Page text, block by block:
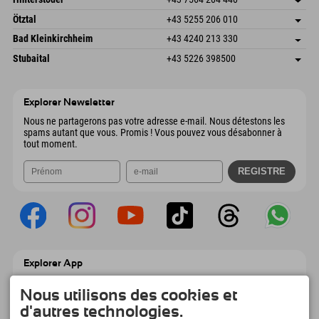
Autriche
Réservation
Freizeitpark 10
Autriche
Enregistrer l'adresse
Réservation
Ötztal +43 5255 206 010
Gscheat 14
Autriche
Enregistrer l'adresse
Réservation
Bad Kleinkirchheim +43 4240 213 330
Dorfstraße 24
Enregistrer l'adresse
Stubaital +43 5226 398500
Explorer Newsletter
Nous ne partagerons pas votre adresse e-mail. Nous détestons les
spams autant que vous. Promis ! Vous pouvez vous désabonner à
tout moment.
Explorer App
Explorer à emporter avec aperçu de vos
réservations, liste de choses à faire, aperçu
des restaurants et bien plus encore.
Nous utilisons des cookies et
d'autres technologies.